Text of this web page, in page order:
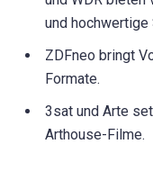
und hochwertige
ZDFneo bringt
Formate.
3sat und Arte
Arthouse-Filme.